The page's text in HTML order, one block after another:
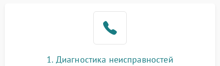
1. Диагностика неисправностей